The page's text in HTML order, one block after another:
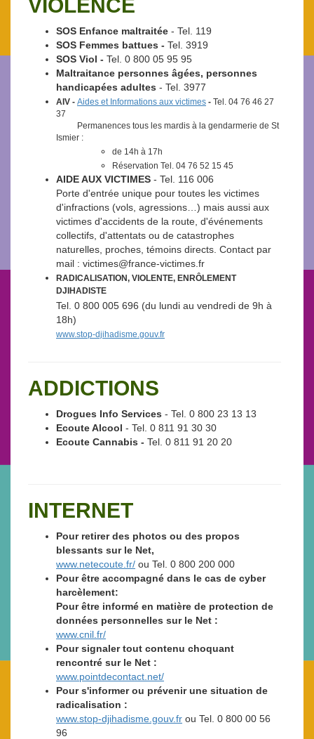
VIOLENCE
SOS Enfance maltraitée - Tel. 119
SOS Femmes battues - Tel. 3919
SOS Viol - Tel. 0 800 05 95 95
Maltraitance personnes âgées, personnes
handicapées adultes - Tel. 3977
AIV - Aides et Informations aux victimes - Tel. 04 76 46 27
37
Permanences tous les mardis à la gendarmerie de St
Ismier :
de 14h à 17h
Réservation Tel. 04 76 52 15 45
AIDE AUX VICTIMES - Tel. 116 006
Porte d'entrée unique pour toutes les victimes
d'infractions (vols, agressions…) mais aussi aux
victimes d'accidents de la route, d'événements
collectifs, d'attentats ou de catastrophes
naturelles, proches, témoins directs. Contact par
mail : victimes@france-victimes.fr
RADICALISATION, VIOLENTE, ENRÔLEMENT
DJIHADISTE
Tel. 0 800 005 696 (du lundi au vendredi de 9h à
18h)
www.stop-djihadisme.gouv.fr
ADDICTIONS
Drogues Info Services - Tel. 0 800 23 13 13
Ecoute Alcool - Tel. 0 811 91 30 30
Ecoute Cannabis - Tel. 0 811 91 20 20
INTERNET
Pour retirer des photos ou des propos
blessants sur le Net,
www.netecoute.fr/ ou Tel. 0 800 200 000
Pour être accompagné dans le cas de cyber
harcèlement:
Pour être informé en matière de protection de
données personnelles sur le Net :
www.cnil.fr/
Pour signaler tout contenu choquant
rencontré sur le Net :
www.pointdecontact.net/
Pour s'informer ou prévenir une situation de
radicalisation :
www.stop-djihadisme.gouv.fr ou Tel. 0 800 00 56
96